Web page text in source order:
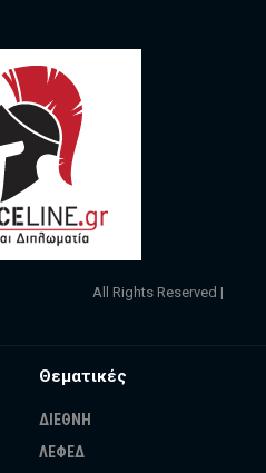
All Rights Reserved |
Θεματικές
ΔΙΕΘΝΗ
ΛΕΦΕΔ